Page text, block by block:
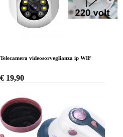
Telecamera videosorveglianza ip WIF
€ 19,90